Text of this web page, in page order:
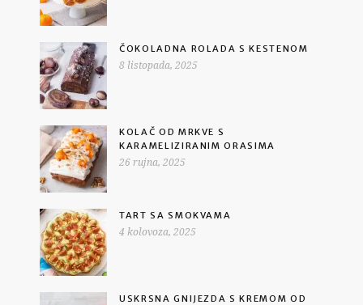
ČOKOLADNA ROLADA S KESTENOM
8 listopada, 2025
KOLAČ OD MRKVE S
KARAMELIZIRANIM ORASIMA
26 rujna, 2025
TART SA SMOKVAMA
4 kolovoza, 2025
USKRSNA GNIJEZDA S KREMOM OD